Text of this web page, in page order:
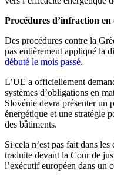
Procédures d’infraction en
Des procédures contre la
pas entièrement appliqué la
débuté le mois passé.
L’UE a officiellement
systèmes d’obligations en
Slovénie devra présenter un
énergétique et une stratégie
des bâtiments.
Si cela n’est pas fait dans
traduite devant la Cour de
l’exécutif européen dans un